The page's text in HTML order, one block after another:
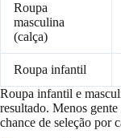
Roupa
masculina
(calça)
Roupa infantil
Roupa infantil e
resultado. Menos
chance de seleção por